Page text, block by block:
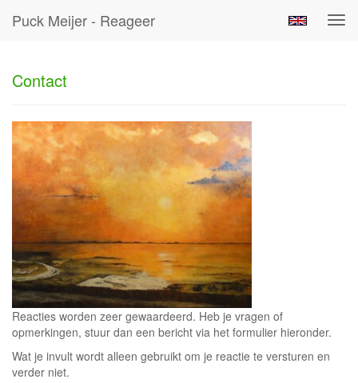
Puck Meijer - Reageer
Contact
Reacties worden zeer gewaardeerd. Heb je vragen of
opmerkingen, stuur dan een bericht via het formulier hieronder.
Wat je invult wordt alleen gebruikt om je reactie te versturen en
verder niet.